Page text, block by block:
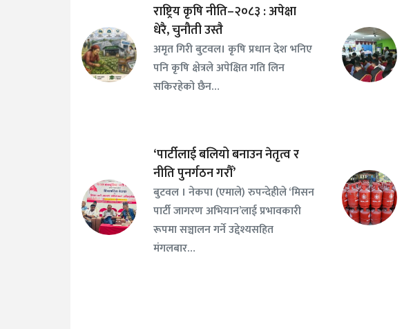
राष्ट्रिय कृषि नीति–२०८३ : अपेक्षा
धेरै, चुनौती उस्तै
अमृत गिरी बुटवल। कृषि प्रधान देश भनिए
पनि कृषि क्षेत्रले अपेक्षित गति लिन
सकिरहेको छैन…
‘पार्टीलाई बलियो बनाउन नेतृत्व र
नीति पुनर्गठन गरौँ’
बुटवल । नेकपा (एमाले) रुपन्देहीले ‘मिसन
पार्टी जागरण अभियान’लाई प्रभावकारी
रूपमा सञ्चालन गर्ने उद्देश्यसहित
मंगलबार…